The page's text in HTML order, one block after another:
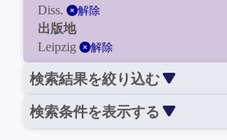
Diss.
解除
出版地
Leipzig
解除
検索結果を絞り込む
検索条件を表示する